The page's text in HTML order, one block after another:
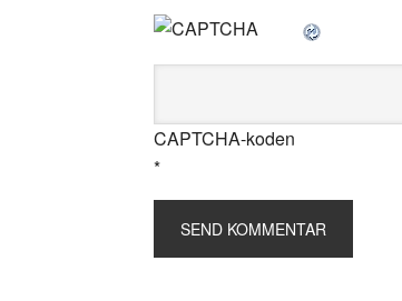
CAPTCHA-koden
*